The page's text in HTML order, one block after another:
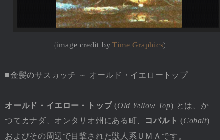
(image credit byTime Graphics)
■金髪のサスカッチ ～ オールド・イエロートップ
オールド・イエロー・トップ(Old Yellow Top) とは、か
つてカナダ、オンタリオ州にある町、 コバルト (Cobalt)
およびその周辺で目撃された獣人系ＵＭＡです。